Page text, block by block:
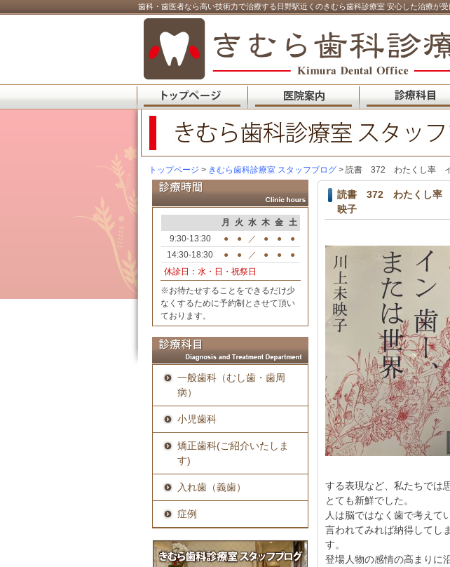
歯科・歯医者なら高い技術力で治療する日野駅近くのきむら歯科診療室 安心した治療が受
トップページ > きむら歯科診療室 スタッフブログ > 読書 372 わたくし率
月 火 水 木 金 土
9:30-13:30
● ● ／ ● ●
●
14:30-18:30
● ● ／ ● ●
●
休診日：水・日・祝祭日
※お待たせすることをできるだけ少
なくするために予約制とさせて頂い
ております。
一般歯科（むし歯・歯周
病）
小児歯科
矯正歯科(ご紹介いたしま
す)
入れ歯（義歯）
症例
読書 372 わたくし
映子
する表現など、私たちでは
とても新鮮でした。
人は脳ではなく歯で考えて
言われてみれば納得してし
す。
登場人物の感情の高まりに